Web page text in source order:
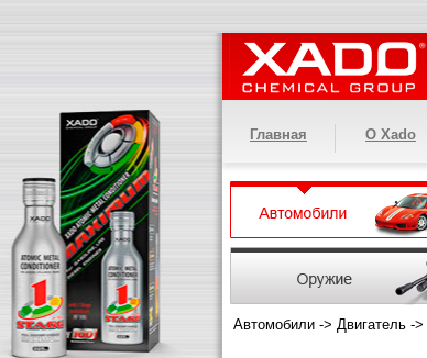
Главная О Xado
Автомобили -> Двигатель ->